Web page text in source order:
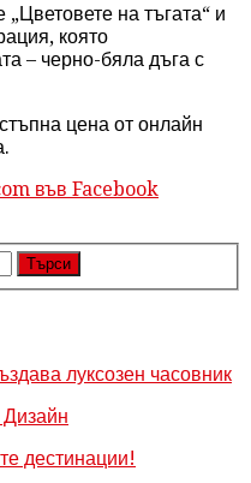
на тъгата“ и
която
– черно-бяла дъга с
цена от онлайн
във Facebook
луксозен часовник
дестинации!